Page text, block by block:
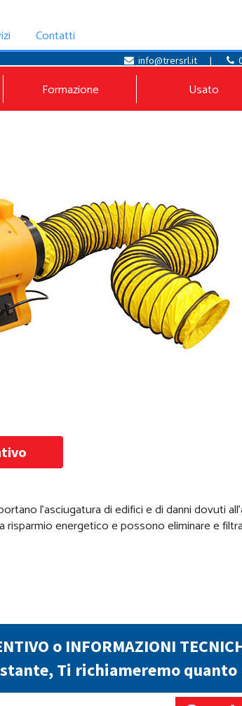
info@trersrl.it |
Contatti
Formazione Usato
l'asciugatura di edifici e di danni dovuti
energetico e possono eliminare e
o INFORMAZIONI
Ti richiameremo quanto